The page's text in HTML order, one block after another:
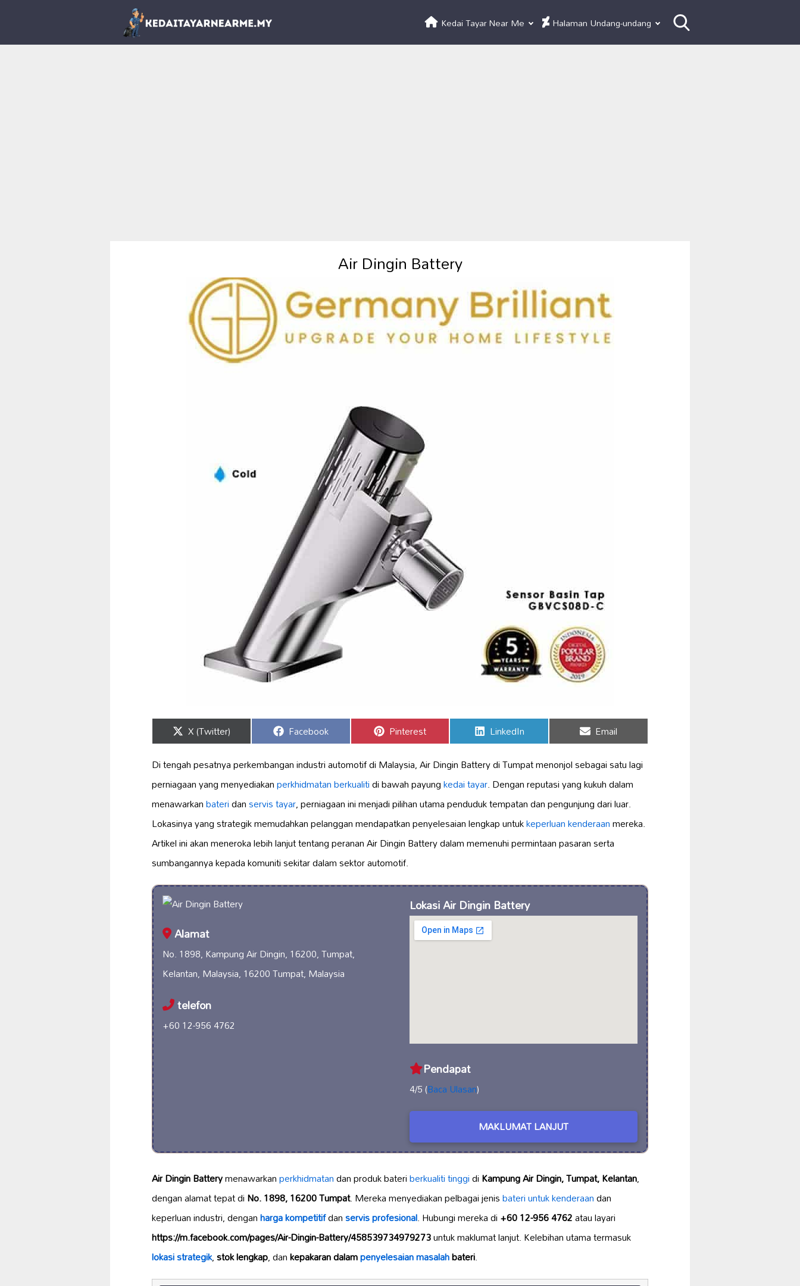
Kedai Tayar Near Me Halaman Undang-undang
Air Dingin Battery
Share
on
X (Twitter) Share
on
Facebook Share
on
Pinterest Share
on
LinkedIn Share
on
Email
Di tengah pesatnya perkembangan industri automotif di Malaysia, Air Dingin Battery di Tumpat menonjol sebagai satu lagi
perniagaan yang menyediakanperkhidmatan berkualitidi bawah payungkedai tayar. Dengan reputasi yang kukuh dalam
menawarkanbateridanservis tayar, perniagaan ini menjadi pilihan utama penduduk tempatan dan pengunjung dari luar.
Lokasinya yang strategik memudahkan pelanggan mendapatkan penyelesaian lengkap untukkeperluan kenderaanmereka.
Artikel ini akan meneroka lebih lanjut tentang peranan Air Dingin Battery dalam memenuhi permintaan pasaran serta
sumbangannya kepada komuniti sekitar dalam sektor automotif.
Alamat
No. 1898, Kampung Air Dingin, 16200, Tumpat,
Kelantan, Malaysia, 16200 Tumpat, Malaysia
telefon
+60 12-956 4762
Lokasi Air Dingin Battery
Pendapat
4/5 (Baca Ulasan)
MAKLUMAT LANJUT
Air Dingin Batterymenawarkanperkhidmatandan produk bateriberkualiti tinggidiKampung Air Dingin, Tumpat, Kelantan,
dengan alamat tepat diNo. 1898, 16200 Tumpat. Mereka menyediakan pelbagai jenisbateri untuk kenderaandan
keperluan industri, denganharga kompetitifdanservis profesional. Hubungi mereka di+60 12-956 4762atau layari
https://m.facebook.com/pages/Air-Dingin-Battery/458539734979273untuk maklumat lanjut. Kelebihan utama termasuk
lokasi strategik,stok lengkap, dankepakaran dalampenyelesaian masalahbateri.